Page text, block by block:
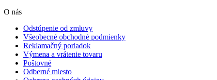
O nás
Odstúpenie od zmluvy
Všeobecné obchodné podmienky
Reklamačný poriadok
Výmena a vrátenie tovaru
Poštovné
Odberné miesto